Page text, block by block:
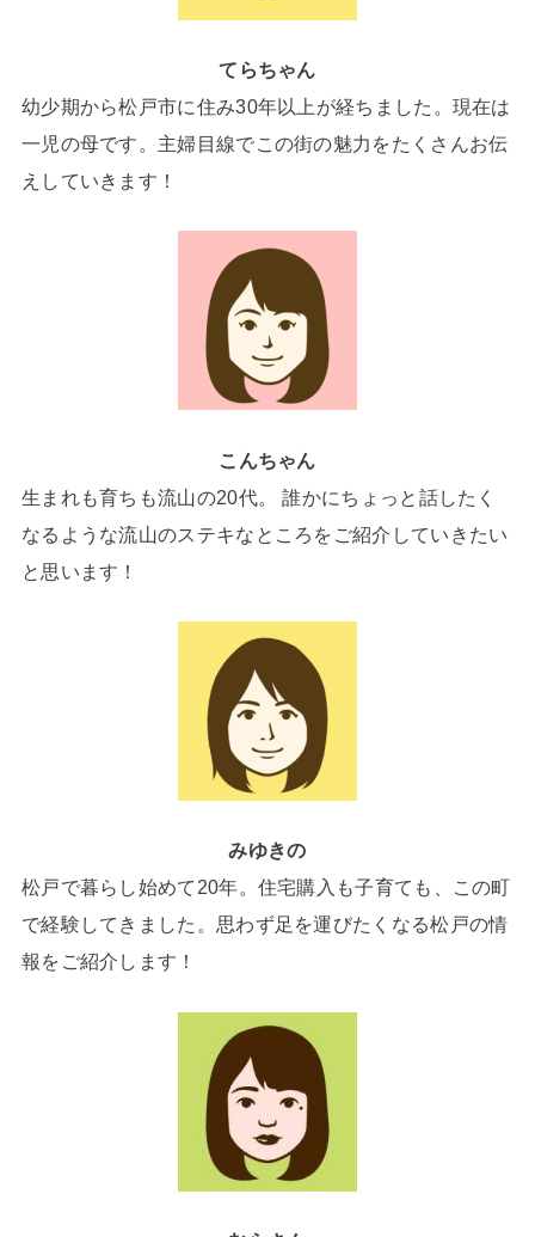
てらちゃん
幼少期から松戸市に住み30年以上が経ちました。現在は
一児の母です。主婦目線でこの街の魅力をたくさんお伝
えしていきます！
こんちゃん
生まれも育ちも流山の20代。 誰かにちょっと話したく
なるような流山のステキなところをご紹介していきたい
と思います！
みゆきの
松戸で暮らし始めて20年。住宅購入も子育ても、この町
で経験してきました。思わず足を運びたくなる松戸の情
報をご紹介します！